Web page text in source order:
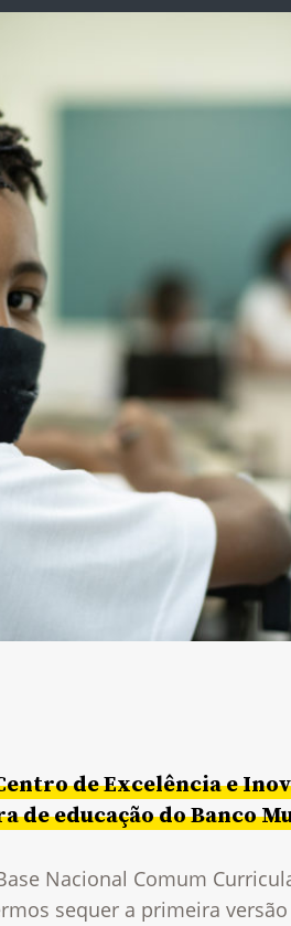
de Excelência e
de educação do Banco
Nacional Comum
sequer a primeira